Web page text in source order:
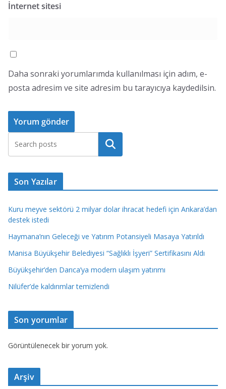
İnternet sitesi
Daha sonraki yorumlarımda kullanılması için adım, e-
posta adresim ve site adresim bu tarayıcıya kaydedilsin.
Ara
Son Yazılar
Kuru meyve sektörü 2 milyar dolar ihracat hedefi için Ankara’dan
destek istedi
Haymana’nın Geleceği ve Yatırım Potansiyeli Masaya Yatırıldı
Manisa Büyükşehir Belediyesi “Sağlıklı İşyeri” Sertifikasını Aldı
Büyükşehir’den Darıca’ya modern ulaşım yatırımı
Nilüfer’de kaldırımlar temizlendi
Son yorumlar
Görüntülenecek bir yorum yok.
Arşiv